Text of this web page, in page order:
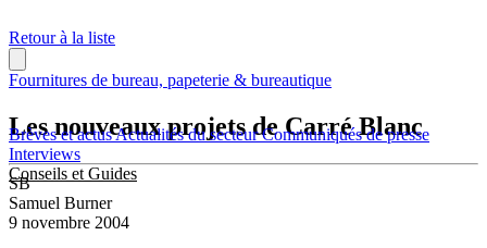
Brèves et actusActualités du secteurCommuniqués de presse
Interviews
Conseils et Guides
Retour à la liste
Fournitures de bureau, papeterie & bureautique
Les nouveaux projets de Carré Blanc
SB
Samuel Burner
9 novembre 2004